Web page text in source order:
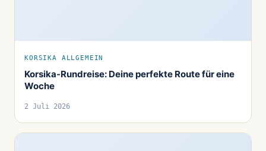
KORSIKA ALLGEMEIN
Korsika-Rundreise: Deine perfekte Route für eine
Woche
2 Juli 2026